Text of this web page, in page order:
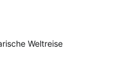
Weltreise